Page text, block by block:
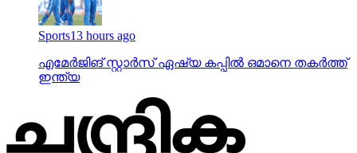
Sports13 hours ago
എമേര്‍ജിങ് സ്റ്റാര്‍സ് ഏഷ്യ കപ്പില്‍ ഒമാനെ തകര്‍ത്ത്
ഇന്ത്യ